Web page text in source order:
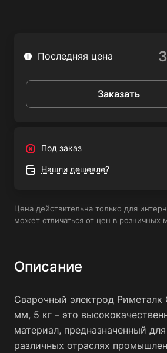
Последняя цена
Заказать
Под заказ
Нашли дешевле?
Цена действительна только для
может отличаться от цен в розничных
Описание
Сварочный электрод
мм, 5 кг – это
материал, предназначенный
различных отраслях